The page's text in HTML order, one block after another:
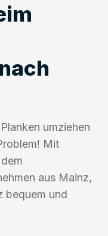
umziehen
Mit
aus Mainz,
bequem und